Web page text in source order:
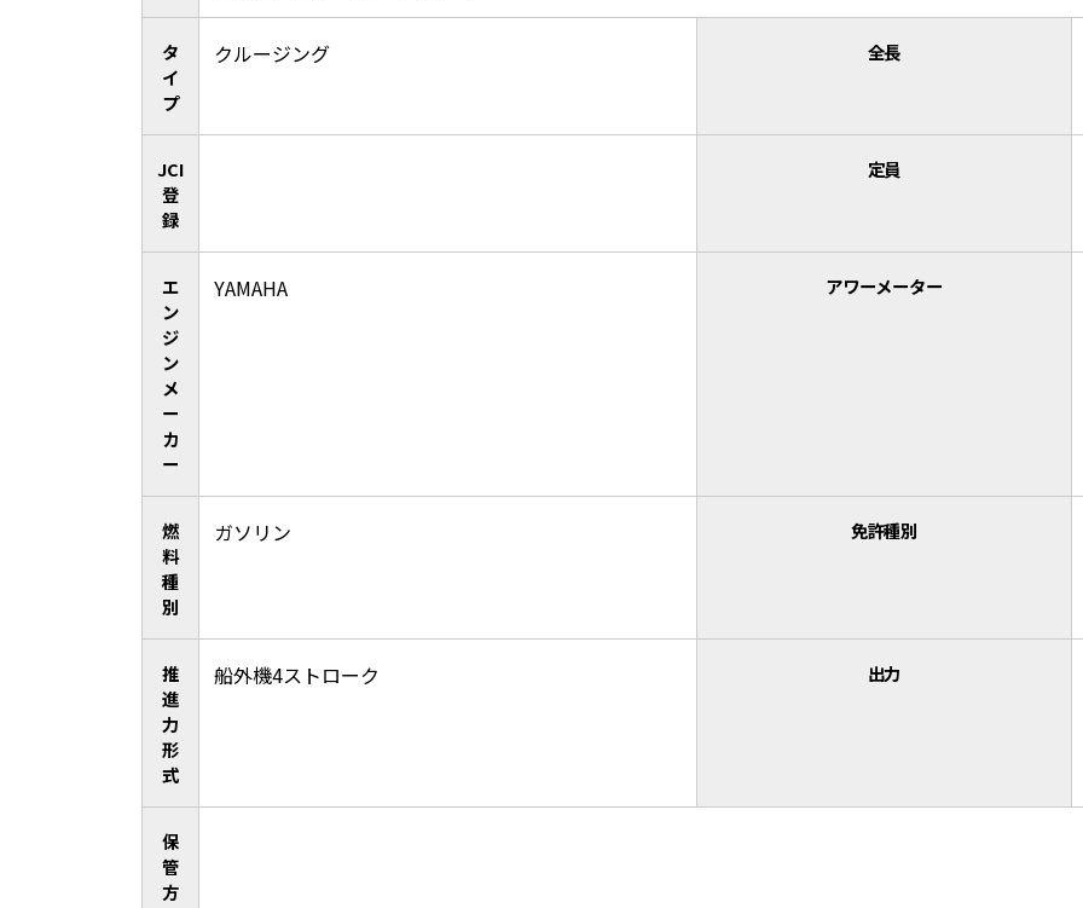
タ
イ
プ
クルージング 全長
JCI
登
録
定員
エ
ン
ジ
ン
メ
ー
カ
ー
YAMAHA アワーメーター
燃
料
種
別
ガソリン 免許種別
推
進
力
形
式
船外機4ストローク 出力
保
管
方